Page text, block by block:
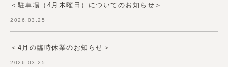
＜駐車場（4月木曜日）についてのお知らせ＞
2026.03.25
＜4月の臨時休業のお知らせ＞
2026.03.25